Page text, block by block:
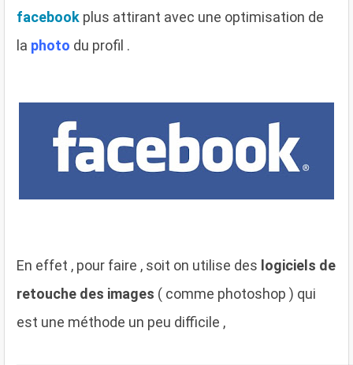
facebook plus attirant avec une optimisation de
la photo du profil .
En effet , pour faire , soit on utilise des logiciels de
retouche des images ( comme photoshop ) qui
est une méthode un peu difficile ,